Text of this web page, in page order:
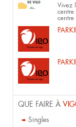
Vivez
QUE FAIRE À
Singles